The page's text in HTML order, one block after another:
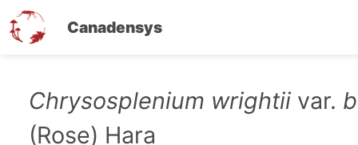
Canadensys
contenu
Chrysosplenium wrightii var.
(Rose) Hara